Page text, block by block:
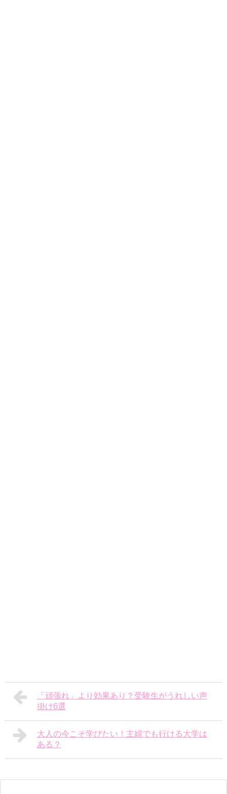
「頑張れ」より効果あり？受験生がうれしい声
掛け6選
大人の今こそ学びたい！主婦でも行ける大学は
ある？